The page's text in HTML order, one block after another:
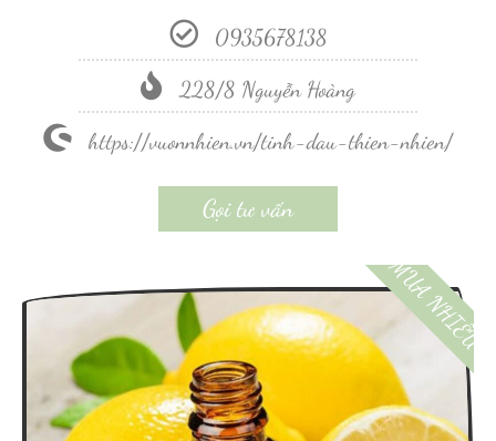
0935678138
228/8 Nguyễn Hoàng
https://vuonnhien.vn/tinh-dau-thien-nhien/
Gọi tư vấn
MUA NHIỀU